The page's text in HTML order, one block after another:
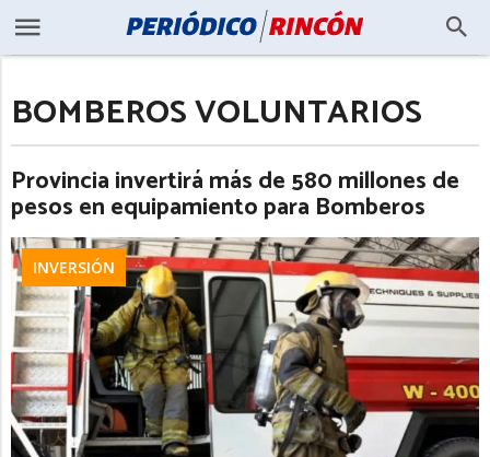
BOMBEROS VOLUNTARIOS
Provincia invertirá más de 580 millones de
pesos en equipamiento para Bomberos
INVERSIÓN